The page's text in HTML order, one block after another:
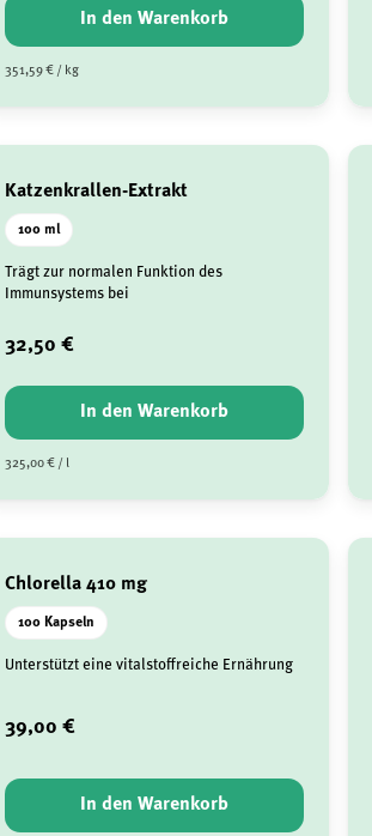
In den Warenkorb
351,59 € / kg
Katzenkrallen-Extrakt
100 ml
Trägt zur normalen Funktion des
Immunsystems bei
32,50 €
In den Warenkorb
325,00 € / l
Chlorella 410 mg
100 Kapseln
Unterstützt eine vitalstoffreiche Ernährung
39,00 €
In den Warenkorb